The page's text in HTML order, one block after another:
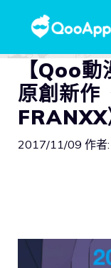
【Qoo
原創新
2017/11/09 作者: